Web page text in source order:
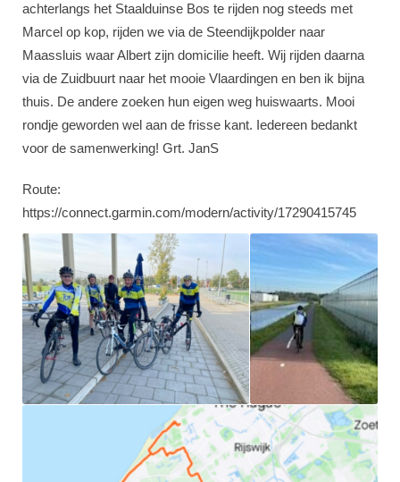
achterlangs het Staalduinse Bos te rijden nog steeds met
Marcel op kop, rijden we via de Steendijkpolder naar
Maassluis waar Albert zijn domicilie heeft. Wij rijden daarna
via de Zuidbuurt naar het mooie Vlaardingen en ben ik bijna
thuis. De andere zoeken hun eigen weg huiswaarts. Mooi
rondje geworden wel aan de frisse kant. Iedereen bedankt
voor de samenwerking! Grt. JanS
Route:
https://connect.garmin.com/modern/activity/17290415745